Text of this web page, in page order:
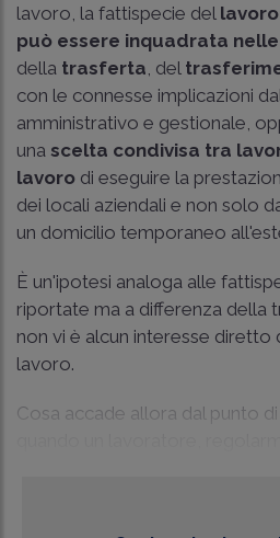
lavoro, la fattispecie del
può essere inquadrata
della trasferta , del
con le connesse implicazioni
amministrativo e gestionale,
una scelta condivisa tra
lavoro di eseguire la
dei locali aziendali e non solo
un domicilio temporaneo
È un'ipotesi analoga alle
riportate ma a differenza della
non vi è alcun interesse diretto
lavoro.
Cosa accade allora dal punto